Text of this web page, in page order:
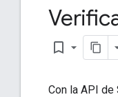
bookmark_border
Con la API